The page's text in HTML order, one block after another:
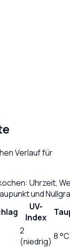
Verlauf für
: Uhrzeit,
und
UV-
Index
2
(niedrig) 8 °C